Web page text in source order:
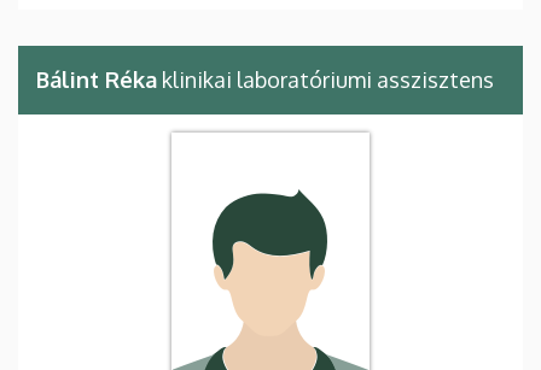
Bálint Réka klinikai laboratóriumi asszisztens